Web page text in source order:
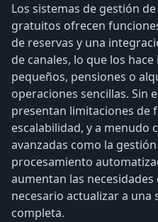
Los sistemas de gestión
gratuitos ofrecen
de reservas y una
de canales, lo que los
pequeños, pensiones o
operaciones sencillas. Sin
presentan limitaciones de
escalabilidad, y a menudo
avanzadas como la
procesamiento
aumentan las
necesario actualizar a una
completa.